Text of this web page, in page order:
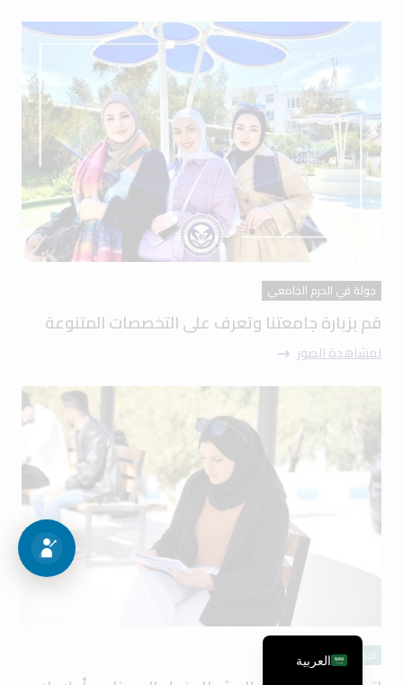
جولة في الحرم الجامعي
قم بزيارة جامعتنا وتعرف على التخصصات المتنوعة
لمشاهدة الصور
اجراءات القبولالعربية